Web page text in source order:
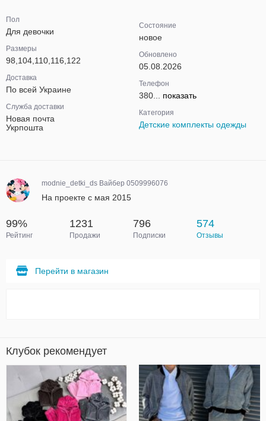
Пол
Для девочки
Размеры
98,104,110,116,122
Доставка
По всей Украине
Служба доставки
Новая почта
Укрпошта
Состояние
новое
Обновлено
05.08.2026
Телефон
380... показать
Категория
Детские комплекты одежды
modnie_detki_ds Вайбер 0509996076
На проекте с мая 2015
99%
Рейтинг
1231
Продажи
796
Подписки
574
Отзывы
Перейти в магазин
Клубок рекомендует